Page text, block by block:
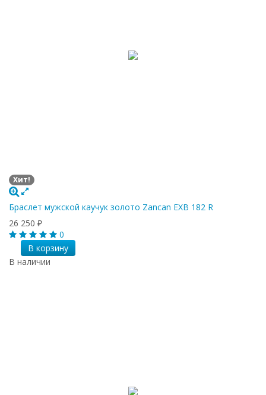
Хит!
Браслет мужской каучук золото Zancan EXB 182 R
26 250 ₽
0
В корзину
В наличии